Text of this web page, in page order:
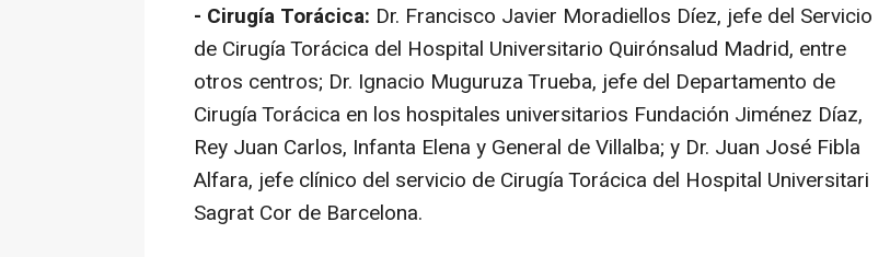
- Cirugía Torácica: Dr. Francisco Javier Moradiellos Díez, jefe del Servicio
de Cirugía Torácica del Hospital Universitario Quirónsalud Madrid, entre
otros centros; Dr. Ignacio Muguruza Trueba, jefe del Departamento de
Cirugía Torácica en los hospitales universitarios Fundación Jiménez Díaz,
Rey Juan Carlos, Infanta Elena y General de Villalba; y Dr. Juan José Fibla
Alfara, jefe clínico del servicio de Cirugía Torácica del Hospital Universitari
Sagrat Cor de Barcelona.